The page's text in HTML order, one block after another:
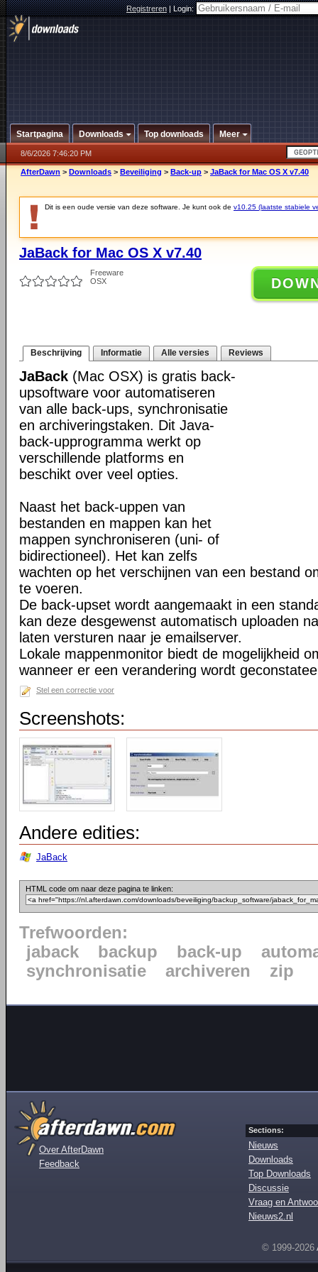
Registreren|Login:
Startpagina Downloads Top downloads Meer
8/6/2026 7:46:20 PM
AfterDawn > Downloads > Beveiliging > Back-up > JaBack for Mac OS X v7.40
Dit is een oude versie van deze software. Je kunt ook de v10.25 (laatste stabiele
JaBack for Mac OS X v7.40
Freeware
OSX
Beschrijving Informatie Alle versies Reviews
JaBack (Mac OSX) is gratis back-
upsoftware voor automatiseren
van alle back-ups, synchronisatie
en archiveringstaken. Dit Java-
back-upprogramma werkt op
verschillende platforms en
beschikt over veel opties.
Naast het back-uppen van
bestanden en mappen kan het
mappen synchroniseren (uni- of
bidirectioneel). Het kan zelfs
wachten op het verschijnen van een bestand
te voeren.
De back-upset wordt aangemaakt in een
kan deze desgewenst automatisch uploaden
laten versturen naar je emailserver.
Lokale mappenmonitor biedt de mogelijkheid
wanneer er een verandering wordt
Stel een correctie voor
Screenshots:
Andere edities:
JaBack
HTML code om naar deze pagina te linken:
Trefwoorden:
jaback
backup back-up
synchronisatie
archiveren zip
Over AfterDawn
Feedback
Sections:
Nieuws
Downloads
Top Downloads
Discussie
Vraag en
Nieuws2.nl
© 1999-2026